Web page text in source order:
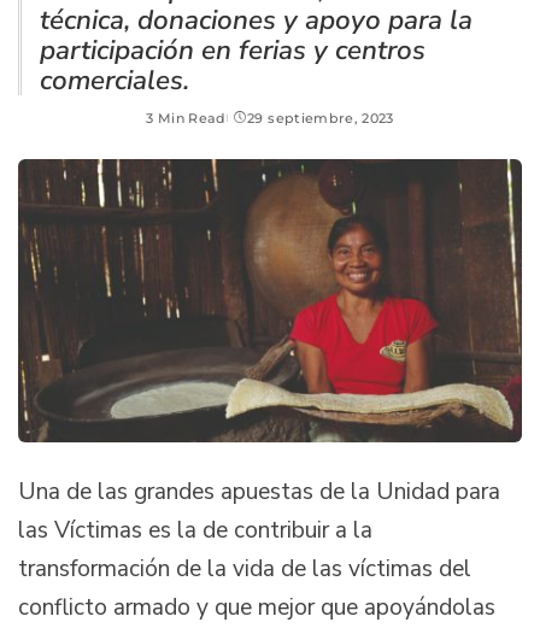
técnica, donaciones y apoyo para la
participación en ferias y centros
comerciales.
3 Min Read 29 septiembre, 2023
Una de las grandes apuestas de la Unidad para
las Víctimas es la de contribuir a la
transformación de la vida de las víctimas del
conflicto armado y que mejor que apoyándolas